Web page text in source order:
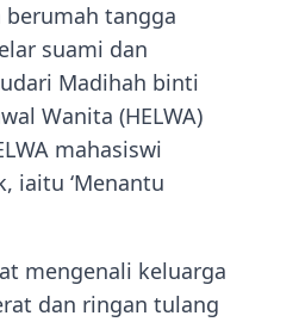
berumah tangga
suami dan
Madihah binti
Wanita (HELWA)
mahasiswi
iaitu ‘Menantu
mengenali keluarga
dan ringan tulang